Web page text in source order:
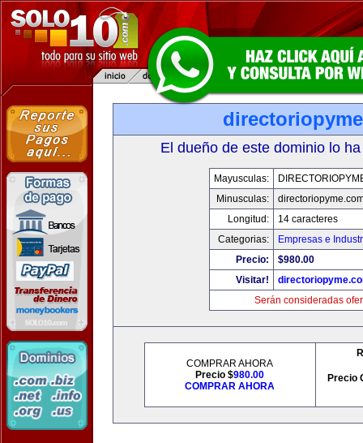
El dueño de este dominio lo
Mayusculas:
Minusculas:
Longitud:
14 caracteres
Categorias:
Empresas e
Precio:
$980.00
Visitar!
Serán consideradas
COMPRAR AHORA
Precio $980.00
COMPRAR AHORA
Precio